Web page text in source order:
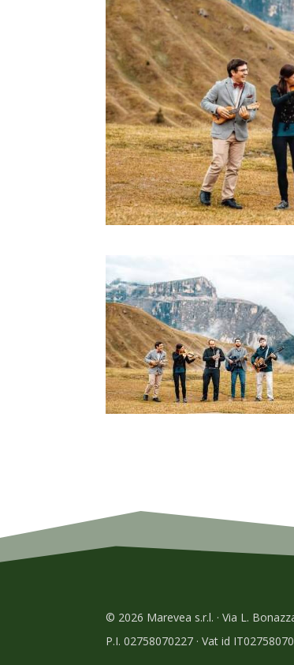
© 2026 Marevea s.r.l. · Via L.
P.I. 02758070227 · Vat id